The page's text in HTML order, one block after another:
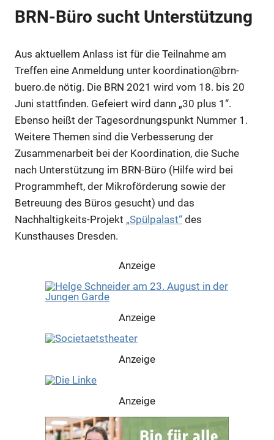
BRN-Büro sucht Unterstützung
Aus aktuellem Anlass ist für die Teilnahme am
Treffen eine Anmeldung unter koordination@brn-
buero.de nötig. Die BRN 2021 wird vom 18. bis 20
Juni stattfinden. Gefeiert wird dann „30 plus 1“.
Ebenso heißt der Tagesordnungspunkt Nummer 1.
Weitere Themen sind die Verbesserung der
Zusammenarbeit bei der Koordination, die Suche
nach Unterstützung im BRN-Büro (Hilfe wird bei
Programmheft, der Mikroförderung sowie der
Betreuung des Büros gesucht) und das
Nachhaltigkeits-Projekt „Spülpalast“ des
Kunsthauses Dresden.
Anzeige
Anzeige
Anzeige
Anzeige